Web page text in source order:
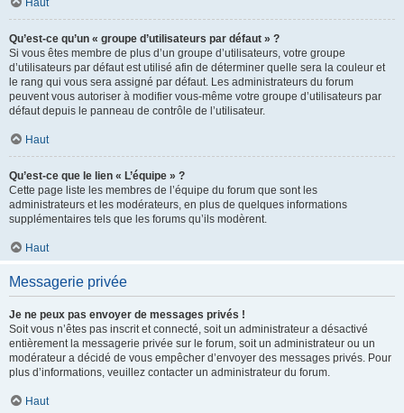
Haut
Qu’est-ce qu’un « groupe d’utilisateurs par défaut » ?
Si vous êtes membre de plus d’un groupe d’utilisateurs, votre groupe
d’utilisateurs par défaut est utilisé afin de déterminer quelle sera la couleur et
le rang qui vous sera assigné par défaut. Les administrateurs du forum
peuvent vous autoriser à modifier vous-même votre groupe d’utilisateurs par
défaut depuis le panneau de contrôle de l’utilisateur.
Haut
Qu’est-ce que le lien « L’équipe » ?
Cette page liste les membres de l’équipe du forum que sont les
administrateurs et les modérateurs, en plus de quelques informations
supplémentaires tels que les forums qu’ils modèrent.
Haut
Messagerie privée
Je ne peux pas envoyer de messages privés !
Soit vous n’êtes pas inscrit et connecté, soit un administrateur a désactivé
entièrement la messagerie privée sur le forum, soit un administrateur ou un
modérateur a décidé de vous empêcher d’envoyer des messages privés. Pour
plus d’informations, veuillez contacter un administrateur du forum.
Haut